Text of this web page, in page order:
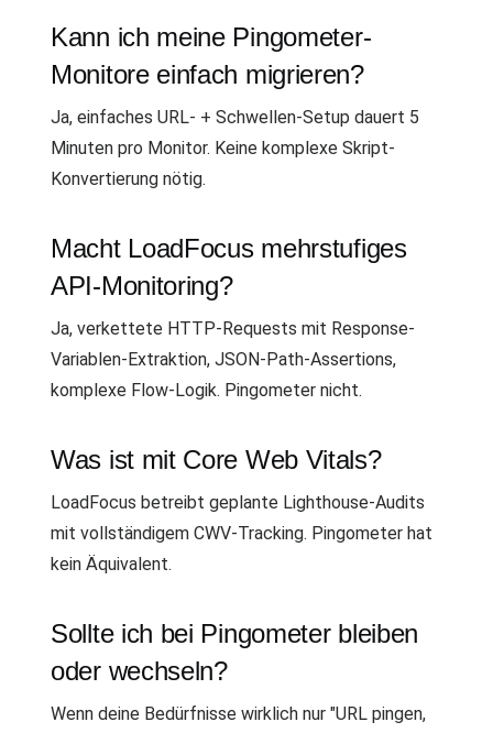
Kann ich meine Pingometer-
Monitore einfach migrieren?
Ja, einfaches URL- + Schwellen-Setup dauert 5
Minuten pro Monitor. Keine komplexe Skript-
Konvertierung nötig.
Macht LoadFocus mehrstufiges
API-Monitoring?
Ja, verkettete HTTP-Requests mit Response-
Variablen-Extraktion, JSON-Path-Assertions,
komplexe Flow-Logik. Pingometer nicht.
Was ist mit Core Web Vitals?
LoadFocus betreibt geplante Lighthouse-Audits
mit vollständigem CWV-Tracking. Pingometer hat
kein Äquivalent.
Sollte ich bei Pingometer bleiben
oder wechseln?
Wenn deine Bedürfnisse wirklich nur "URL pingen,